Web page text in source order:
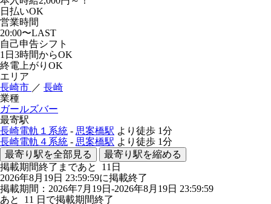
日払いOK
営業時間
20:00〜LAST
自己申告シフト
1日3時間からOK
終電上がりOK
エリア
長崎市 ／ 長崎
業種
ガールズバー
最寄駅
長崎電軌１系統 - 思案橋駅 より徒歩 1分
長崎電軌４系統 - 思案橋駅 より徒歩 1分
最寄り駅を全部見る
最寄り駅を縮める
掲載期間終了まであと 11 日
2026年8月19日 23:59:59に掲載終了
掲載期間：2026年7月19日-2026年8月19日 23:59:59
あと 11 日で掲載期間終了